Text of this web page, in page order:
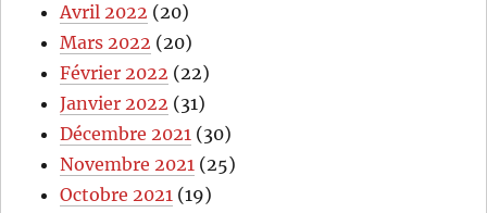
Avril 2022 (20)
Mars 2022 (20)
Février 2022 (22)
Janvier 2022 (31)
Décembre 2021 (30)
Novembre 2021 (25)
Octobre 2021 (19)